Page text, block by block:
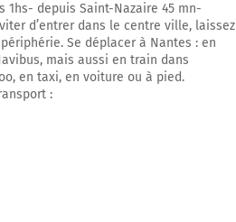
1hs- depuis Saint-Nazaire 45 mn-
d’entrer dans le centre ville, laissez
Se déplacer à Nantes : en
mais aussi en train dans
en taxi, en voiture ou à pied.
: